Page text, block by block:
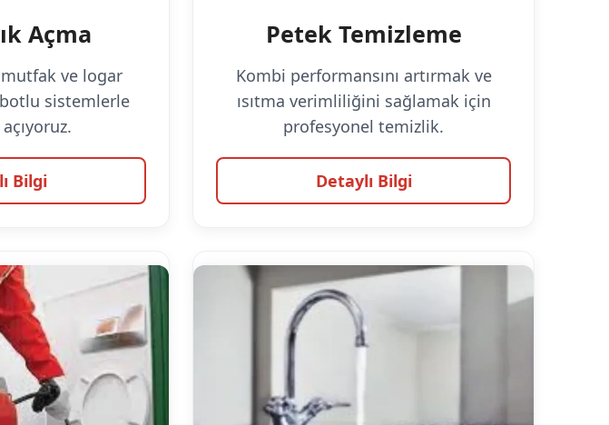
Açma
ve logar
sistemlerle
Bilgi
Petek Temizleme
Kombi performansını artırmak ve
ısıtma verimliliğini sağlamak için
profesyonel temizlik.
Detaylı Bilgi